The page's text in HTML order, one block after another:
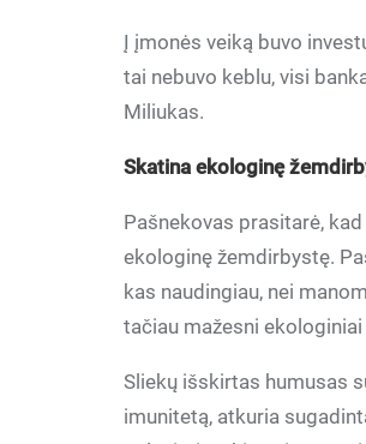
Į įmonės veiką buvo
tai nebuvo keblu, visi
Miliukas.
Skatina ekologinę
Pašnekovas prasitarė,
ekologinę žemdirbystę.
kas naudingiau, nei
tačiau mažesni
Sliekų išskirtas humusas
imunitetą, atkuria